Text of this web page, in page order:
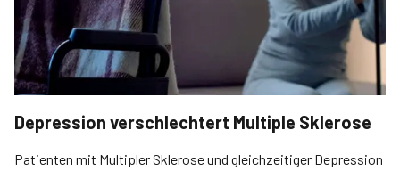
Depression verschlechtert Multiple Sklerose
Patienten mit Multipler Sklerose und gleichzeitiger Depression